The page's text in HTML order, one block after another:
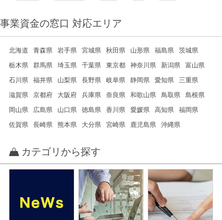
事業資金の窓口 対応エリア
北海道 青森県 岩手県 宮城県 秋田県 山形県 福島県
茨城県
栃木県
群馬県 埼玉県 千葉県 東京都 神奈川県 新潟県
富山県
石川県
福井県 山梨県 長野県 岐阜県 静岡県 愛知県
三重県
滋賀県
京都府 大阪府 兵庫県 奈良県 和歌山県 鳥取県
島根県
岡山県
広島県 山口県 徳島県 香川県 愛媛県 高知県
福岡県
佐賀県
長崎県 熊本県 大分県 宮崎県 鹿児島県 沖縄県
カテゴリから探す